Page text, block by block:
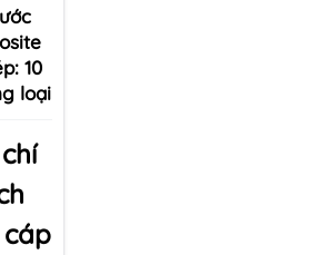
10
loại